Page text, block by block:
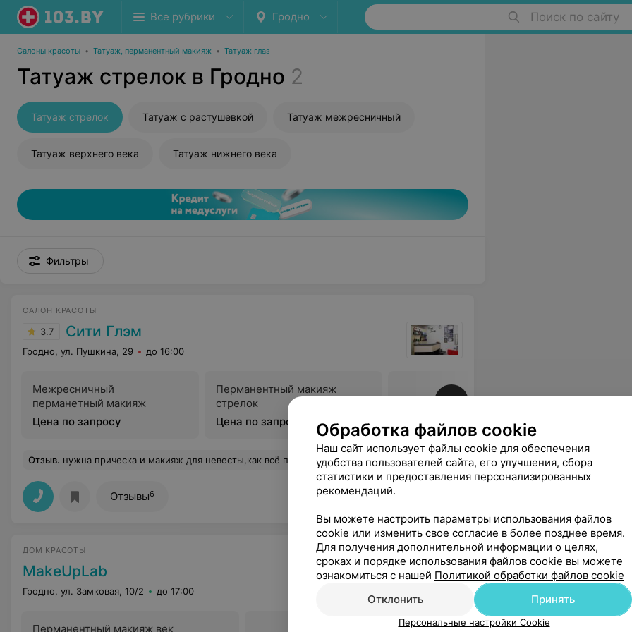
Все рубрики Гродно Поиск по сайту
Салоны красоты • Татуаж, перманентный макияж • Татуаж глаз
Татуаж стрелок в Гродно 2
Татуаж стрелок Татуаж с растушевкой Татуаж межресничный
Татуаж верхнего века Татуаж нижнего века
Фильтры
САЛОН КРАСОТЫ
3.7 Сити Глэм
Гродно, ул. Пушкина, 29 до 16:00
Межресничный
перманетный макияж
Цена по запросу
Перманентный макияж
стрелок
Цена по запросу
Отзыв. нужна прическа и макияж для невесты,как всё происходит? Еще
Отзывы6
ДОМ КРАСОТЫ
MakeUpLab
Гродно, ул. Замковая, 10/2 до 17:00
Перманентный макияж век
Обработка файлов cookie
Наш сайт использует файлы cookie для обеспечения
удобства пользователей сайта, его улучшения, сбора
статистики и предоставления персонализированных
рекомендаций.
Вы можете настроить параметры использования файлов
cookie или изменить свое согласие в более позднее время.
Для получения дополнительной информации о целях,
сроках и порядке использования файлов cookie вы можете
ознакомиться с нашей Политикой обработки файлов cookie
Отклонить
Принять
Персональные настройки Cookie